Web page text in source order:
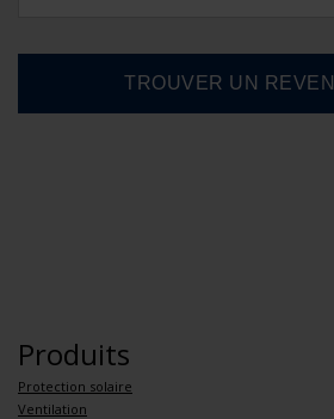
Produits
Protection solaire
Ventilation